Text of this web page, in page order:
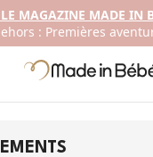
LE MAGAZINE MADE IN
: Premières